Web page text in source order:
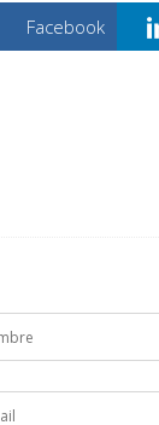
Facebook